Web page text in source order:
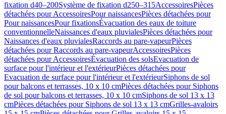
fixation d40–200Système de fixation d250–315AccessoiresPièces
détachées pour AccessoiresPour naissancesPièces détachées pour
Pour naissancesPour fixationsÉvacuation des eaux de toiture
conventionnelleNaissances d'eaux pluvialesPièces détachées pour
Naissances d'eaux pluvialesRaccords au pare-vapeurPièces
détachées pour Raccords au pare-vapeurAccessoiresPièces
détachées pour AccessoiresÉvacuation des solsEvacuation de
surface pour l'intérieur et l'extérieurPièces détachées pour
Evacuation de surface pour l'intérieur et l'extérieurSiphons de sol
pour balcons et terrasses, 10 x 10 cmPièces détachées pour Siphons
de sol pour balcons et terrasses, 10 x 10 cmSiphons de sol 13 x 13
cmPièces détachées pour Siphons de sol 13 x 13 cmGrilles-avaloirs